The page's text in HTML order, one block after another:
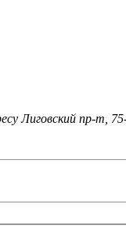
Лиговский пр-т,